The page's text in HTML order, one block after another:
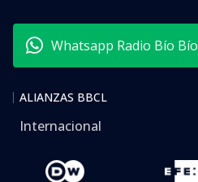
Whatsapp Radio Bío Bío
ALIANZAS BBCL
Internacional